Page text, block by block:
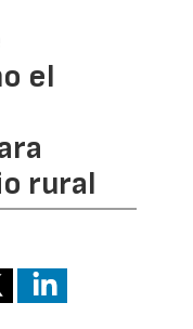
el
rural